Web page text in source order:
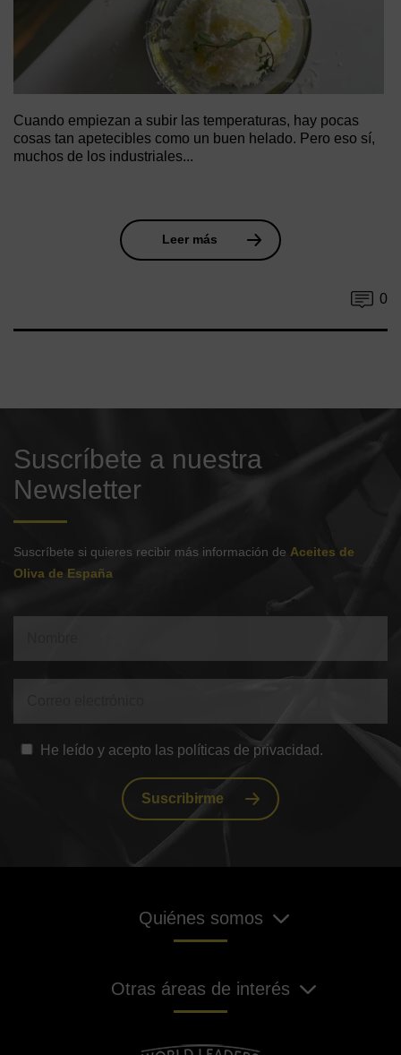
Cuando empiezan a subir las temperaturas, hay pocas
cosas tan apetecibles como un buen helado. Pero eso sí,
muchos de los industriales...
Leer más
0
He leído y acepto las políticas de privacidad.
Suscribirme
Suscríbete a nuestra
Newsletter
Suscríbete si quieres recibir más información de Aceites de
Oliva de España
Quiénes somos
Otras áreas de interés